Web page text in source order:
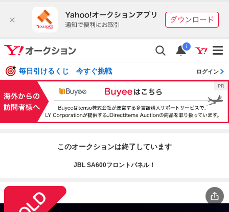
i
毎日引けるくじ 今すぐ挑戦 ログイン
このオークションは終了しています
JBL SA600フロントパネル！